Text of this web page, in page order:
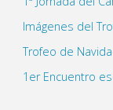
Imágenes del
Trofeo de
1er Encuentro